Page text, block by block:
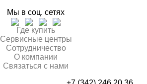
Мы в соц. сетях
Где купить
Сервисные центры
Сотрудничество
О компании
Связаться с нами